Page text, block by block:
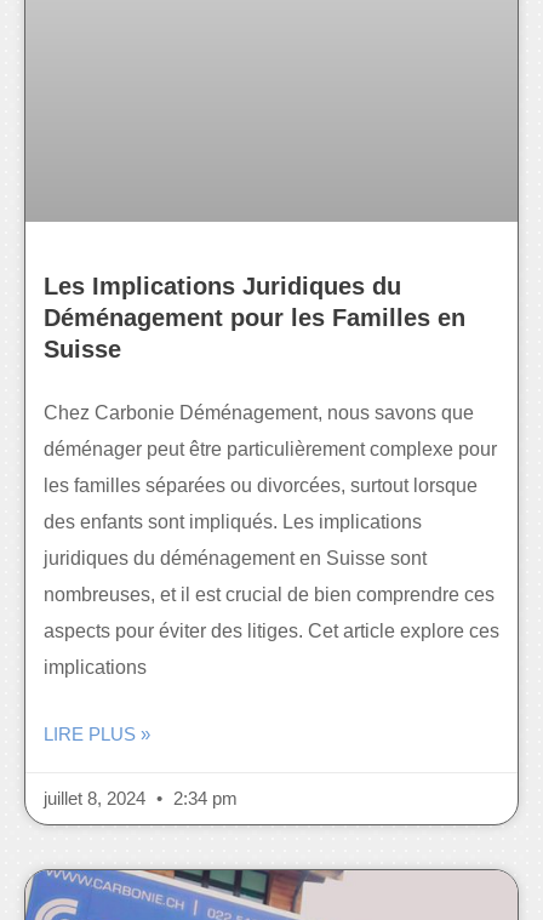
Les Implications Juridiques du
Déménagement pour les Familles en
Suisse
Chez Carbonie Déménagement, nous savons que
déménager peut être particulièrement complexe pour
les familles séparées ou divorcées, surtout lorsque
des enfants sont impliqués. Les implications
juridiques du déménagement en Suisse sont
nombreuses, et il est crucial de bien comprendre ces
aspects pour éviter des litiges. Cet article explore ces
implications
LIRE PLUS »
juillet 8, 2024 2:34 pm